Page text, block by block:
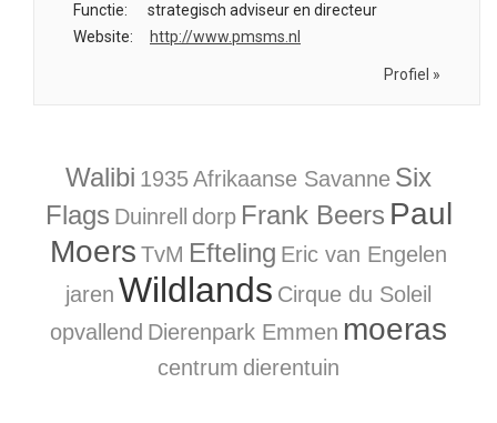
Functie:
strategisch adviseur en directeur
Website:
http://www.pmsms.nl
Profiel »
Walibi 1935Afrikaanse Savanne Six
Flags Duinrell dorp Frank Beers Paul
Moers TvM Efteling Eric van Engelen
jaren Wildlands Cirque du Soleil
opvallend Dierenpark Emmen moeras
centrum dierentuin